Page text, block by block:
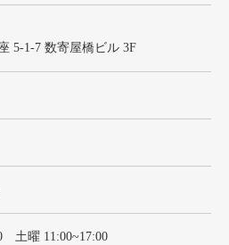
5-1-7 数寄屋橋ビル 3F
土曜 11:00~17:00